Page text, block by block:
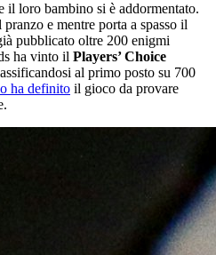
il loro bambino si è addormentato.
e mentre porta a spasso il
pubblicato oltre 200 enigmi
ha vinto il Players’ Choice
al primo posto su 700
ha definito il gioco da provare